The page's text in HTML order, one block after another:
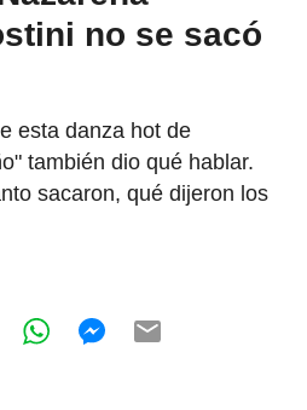
no se sacó
esta danza hot de
también dio qué hablar.
sacaron, qué dijeron los